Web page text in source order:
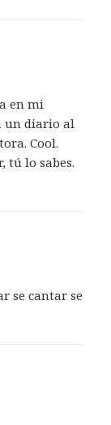
en mi
un diario al
Cool.
tú lo sabes.
se cantar se